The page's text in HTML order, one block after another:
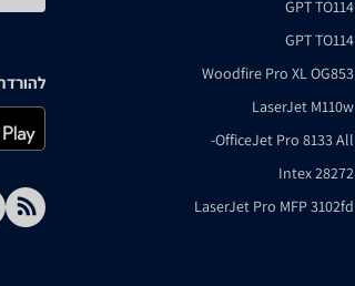
GPT TO114
GPT TO114
Woodfire Pro XL OG853
LaserJet M110w
OfficeJet Pro 8133 All-
Intex 28272
LaserJet Pro MFP 3102fd